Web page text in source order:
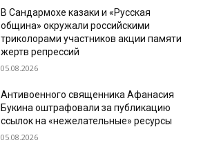
В Сандармохе казаки и «Русская
община» окружали российскими
триколорами участников акции памяти
жертв репрессий
05.08.2026
Антивоенного священника Афанасия
Букина оштрафовали за публикацию
ссылок на «нежелательные» ресурсы
05.08.2026